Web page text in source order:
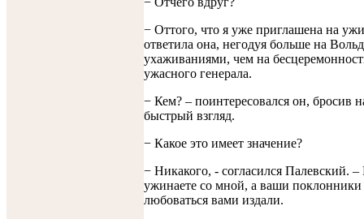
− Оттого, что я уже приглашена на
ответила она, негодуя больше на
ухаживаниями, чем на
ужасного генерала.
− Кем? – поинтересовался он, бросив
быстрый взгляд.
− Какое это имеет значение?
− Никакого, - согласился Палевский.
ужинаете со мной, а ваши поклонники
любоваться вами издали.